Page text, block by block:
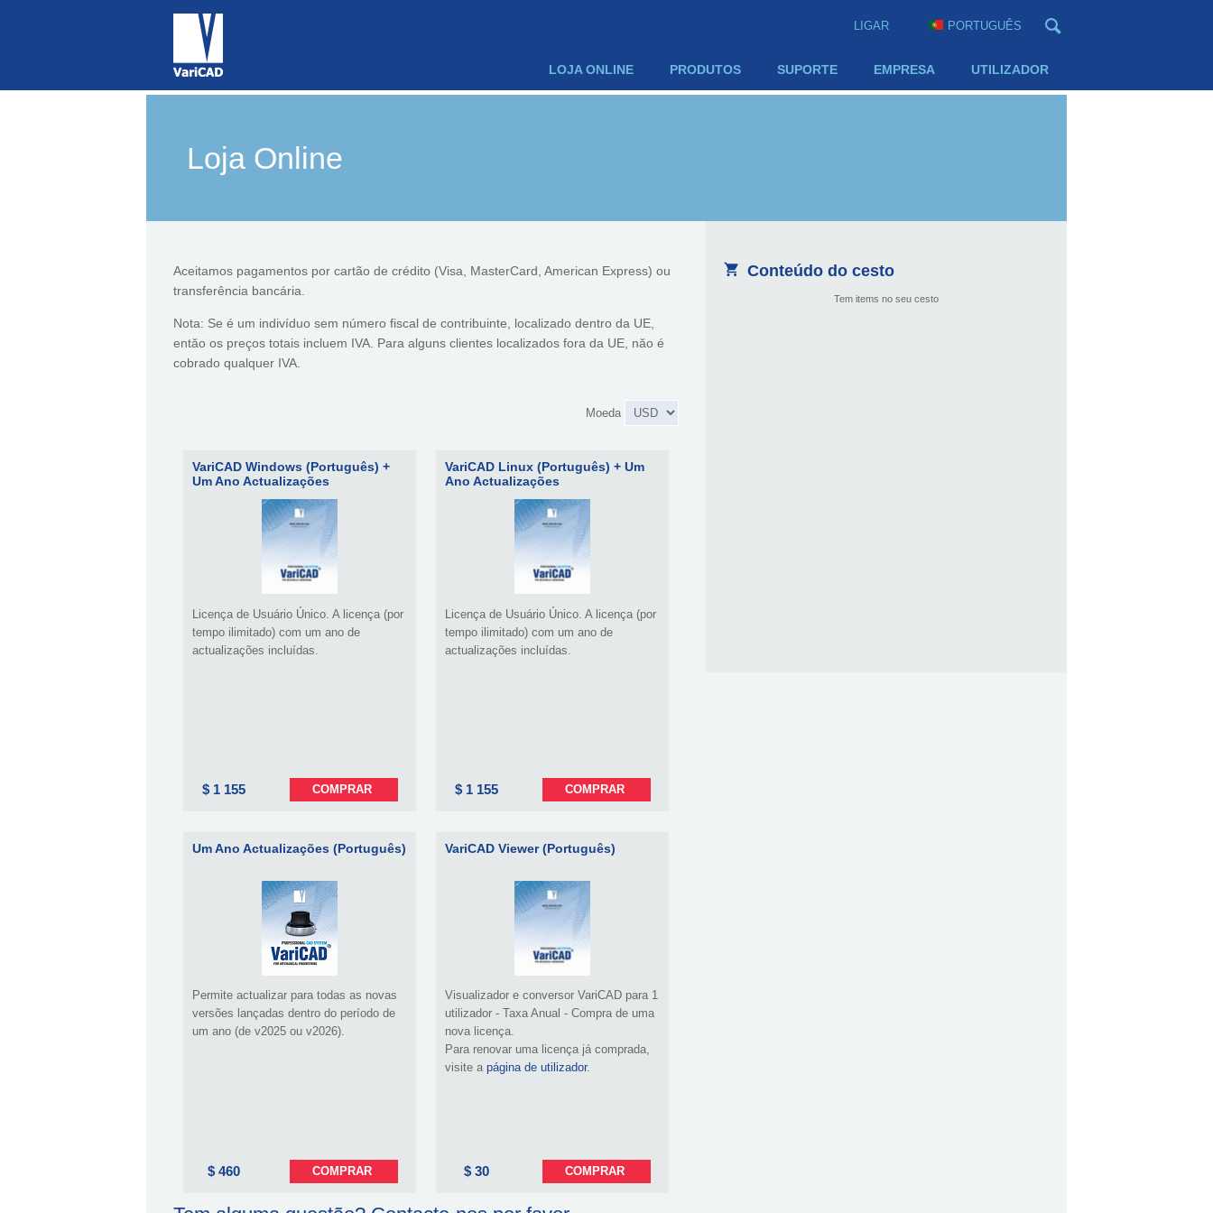
LIGAR PORTUGUÊS
LOJA ONLINE PRODUTOS SUPORTE EMPRESA UTILIZADOR
Loja Online
Aceitamos pagamentos por cartão de crédito (Visa, MasterCard, American Express) ou
transferência bancária.
Nota: Se é um indivíduo sem número fiscal de contribuinte, localizado dentro da UE,
entăo os preços totais incluem IVA. Para alguns clientes localizados fora da UE, năo é
cobrado qualquer IVA.
Moeda
VariCAD Windows (Português) +
Um Ano Actualizações
Licença de Usuário Único. A licença (por
tempo ilimitado) com um ano de
actualizações incluídas.
$ 1 155 COMPRAR
VariCAD Linux (Português) + Um
Ano Actualizações
Licença de Usuário Único. A licença (por
tempo ilimitado) com um ano de
actualizações incluídas.
$ 1 155 COMPRAR
Um Ano Actualizações (Português)
Permite actualizar para todas as novas
versões lançadas dentro do período de
um ano (de v2025 ou v2026).
$ 460 COMPRAR
VariCAD Viewer (Português)
Visualizador e conversor VariCAD para 1
utilizador - Taxa Anual - Compra de uma
nova licença.
Para renovar uma licença já comprada,
visite apágina de utilizador.
$ 30 COMPRAR
Conteúdo do cesto
Tem items no seu cesto